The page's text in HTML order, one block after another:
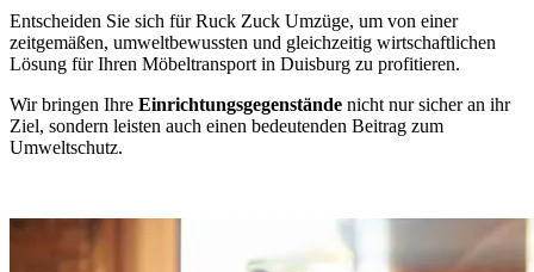
Entscheiden Sie sich für Ruck Zuck Umzüge, um von einer
zeitgemäßen, umweltbewussten und gleichzeitig wirtschaftlichen
Lösung für Ihren Möbeltransport in Duisburg zu profitieren.
Wir bringen Ihre Einrichtungsgegenstände nicht nur sicher an ihr
Ziel, sondern leisten auch einen bedeutenden Beitrag zum
Umweltschutz.